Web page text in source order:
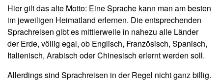
Hier gilt das alte Motto: Eine Sprache kann man am besten
im jeweiligen Heimatland erlernen. Die entsprechenden
Sprachreisen gibt es mittlerweile in nahezu alle Länder
der Erde, völlig egal, ob Englisch, Französisch, Spanisch,
Italienisch, Arabisch oder Chinesisch erlernt werden soll.
Allerdings sind Sprachreisen in der Regel nicht ganz billig.